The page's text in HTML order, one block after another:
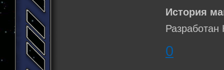
История
Разработан
0